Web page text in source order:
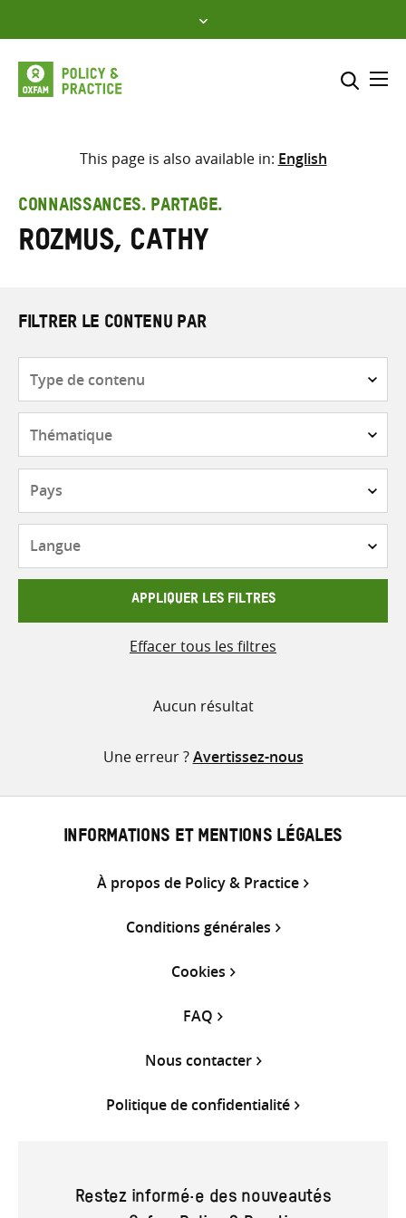
to
content
Sélectionner l’emplacement
Saisir
les
termes
This page is also available in: English
CONNAISSANCES. PARTAGE.
Rozmus, Cathy
FILTRER LE CONTENU PAR
contenu
APPLIQUER LES FILTRES
Effacer tous les filtres
Aucun résultat
Une erreur ?Avertissez-nous
INFORMATIONS ET MENTIONS LÉGALES
À propos de Policy & Practice
Conditions générales
Cookies
FAQ
Nous contacter
Politique de confidentialité
Restez informé·e des nouveautés